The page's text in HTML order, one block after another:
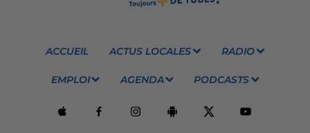
ACCUEIL ACTUS LOCALES RADIO
EMPLOI AGENDA PODCASTS